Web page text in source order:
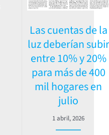
Las cuentas de la
luz deberían subir
entre 10% y 20%
para más de 400
mil hogares en
julio
1 abril, 2026